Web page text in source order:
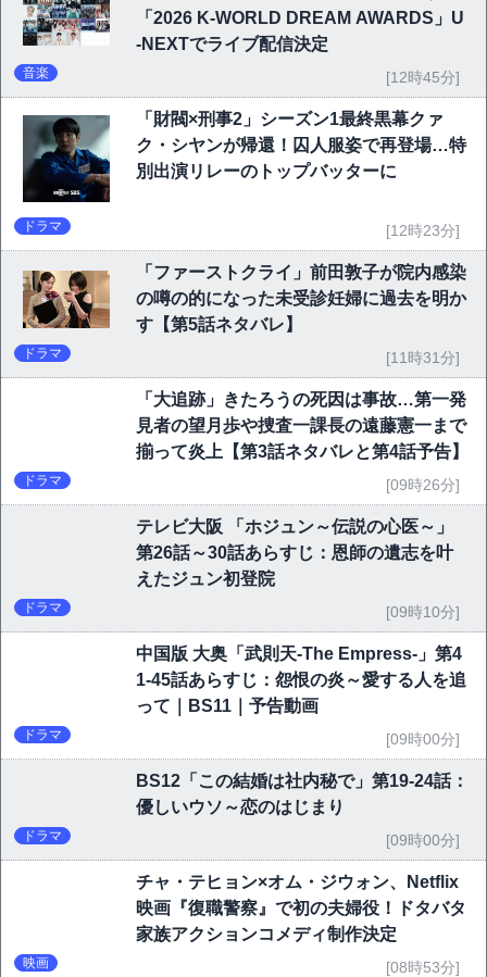
「2026 K-WORLD DREAM AWARDS」U
-NEXTでライブ配信決定
音楽 [12時45分]
「財閥×刑事2」シーズン1最終黒幕クァ
ク・シヤンが帰還！囚人服姿で再登場…特
別出演リレーのトップバッターに
ドラマ [12時23分]
「ファーストクライ」前田敦子が院内感染
の噂の的になった未受診妊婦に過去を明か
す【第5話ネタバレ】
ドラマ [11時31分]
「大追跡」きたろうの死因は事故…第一発
見者の望月歩や捜査一課長の遠藤憲一まで
揃って炎上【第3話ネタバレと第4話予告】
ドラマ [09時26分]
テレビ大阪 「ホジュン～伝説の心医～」
第26話～30話あらすじ：恩師の遺志を叶
えたジュン初登院
ドラマ [09時10分]
中国版 大奥「武則天-The Empress-」第4
1-45話あらすじ：怨恨の炎～愛する人を追
って｜BS11｜予告動画
ドラマ [09時00分]
BS12「この結婚は社内秘で」第19-24話：
優しいウソ～恋のはじまり
ドラマ [09時00分]
チャ・テヒョン×オム・ジウォン、Netflix
映画『復職警察』で初の夫婦役！ドタバタ
家族アクションコメディ制作決定
映画 [08時53分]